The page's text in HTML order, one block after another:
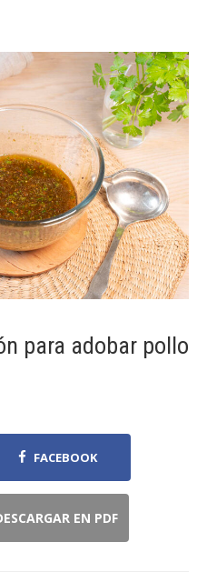
para adobar pollo
FACEBOOK
EN PDF